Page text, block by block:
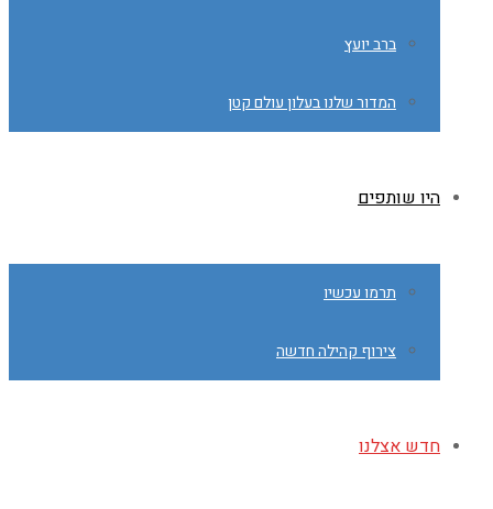
ברב יועץ
המדור שלנו בעלון עולם קטן
היו שותפים
תרמו עכשיו
צירוף קהילה חדשה
חדש אצלנו